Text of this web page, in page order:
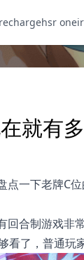
hsr
就有
一下老牌C位
合制游戏非
了，普通玩